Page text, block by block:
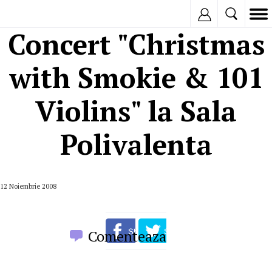
Concert "Christmas
with Smokie & 101
Violins" la Sala
Polivalenta
12 Noiembrie 2008
Comenteaza